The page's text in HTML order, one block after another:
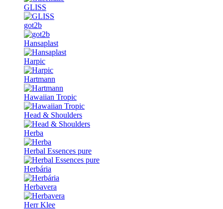
GLISS
got2b
Hansaplast
Harpic
Hartmann
Hawaiian Tropic
Head & Shoulders
Herba
Herbal Essences pure
Herbária
Herbavera
Herr Klee